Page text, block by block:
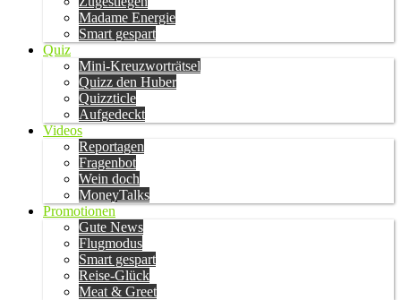
Madame Energie
Smart gespart
Quiz
Mini-Kreuzworträtsel
Quizz den Huber
Quizzticle
Aufgedeckt
Videos
Reportagen
Fragenbot
Wein doch
MoneyTalks
Promotionen
Gute News
Flugmodus
Smart gespart
Reise-Glück
Meat & Greet